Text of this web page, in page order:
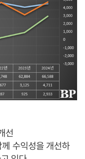
선
수익성을 개선하